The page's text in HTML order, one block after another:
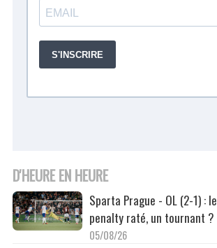
D'HEURE EN HEURE
Sparta Prague - OL (2-1) : le
penalty raté, un tournant ?
05/08/26